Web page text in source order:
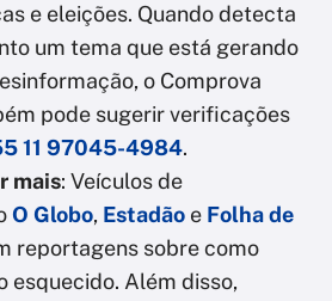
e eleições. Quando detecta
um tema que está gerando
o Comprova
pode sugerir verificações
11 97045-4984.
mais: Veículos de
O Globo, Estadão e Folha de
reportagens sobre como
esquecido. Além disso,